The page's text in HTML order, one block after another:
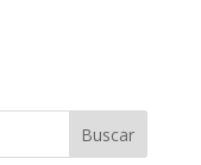
Buscar